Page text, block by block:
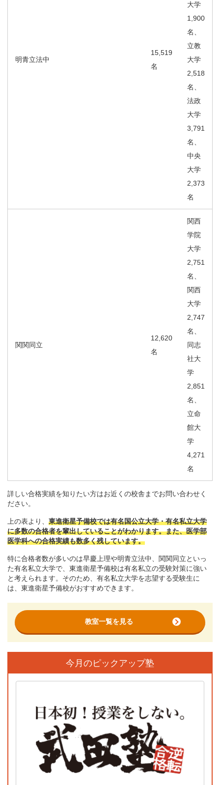
明青立法中
15,519
名
大学
1,900
名、
立教
大学
2,518
名、
法政
大学
3,791
名、
中央
大学
2,373
名
関関同立
12,620
名
関西
学院
大学
2,751
名、
関西
大学
2,747
名、
同志
社大
学
2,851
名、
立命
館大
学
4,271
名
詳しい合格実績を知りたい方はお近くの校舎までお問い合わせく
ださい。
上の表より、 東進衛星予備校では有名国公立大学・有名私立大学
に多数の合格者を輩出していることがわかります。また、医学部
医学科への合格実績も数多く残しています。
特に合格者数が多いのは早慶上理や明青立法中、関関同立といっ
た有名私立大学で、東進衛星予備校は有名私立の受験対策に強い
と考えられます。そのため、有名私立大学を志望する受験生に
は、東進衛星予備校がおすすめできます。
教室一覧を見る
今月のピックアップ塾